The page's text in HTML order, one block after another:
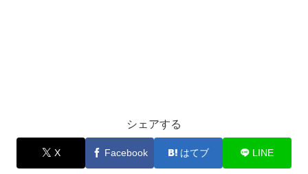
シェアする
X Facebook はてブ LINE